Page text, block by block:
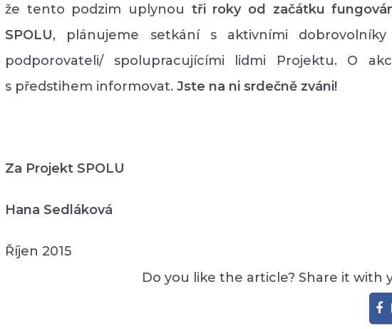
že tento podzim uplynou tři roky od začátku
SPOLU, plánujeme setkání s aktivními
podporovateli/ spolupracujícími lidmi Projektu. O
s předstihem informovat. Jste na ni srdečně zváni!
Za Projekt SPOLU
Hana Sedláková
Říjen 2015
Do you like the article? Share it with